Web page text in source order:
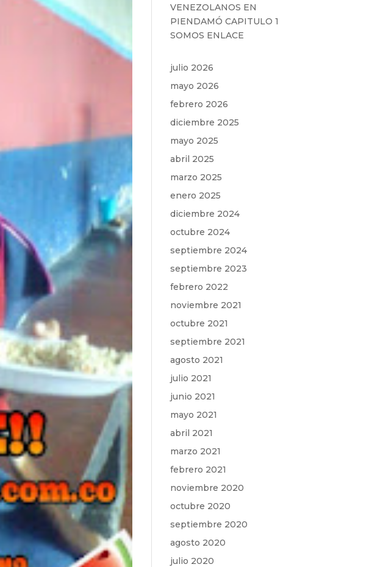
VENEZOLANOS EN
PIENDAMÓ CAPITULO 1
SOMOS ENLACE
julio 2026
mayo 2026
febrero 2026
diciembre 2025
mayo 2025
abril 2025
marzo 2025
enero 2025
diciembre 2024
octubre 2024
septiembre 2024
septiembre 2023
febrero 2022
noviembre 2021
octubre 2021
septiembre 2021
agosto 2021
julio 2021
junio 2021
mayo 2021
abril 2021
marzo 2021
febrero 2021
noviembre 2020
octubre 2020
septiembre 2020
agosto 2020
julio 2020